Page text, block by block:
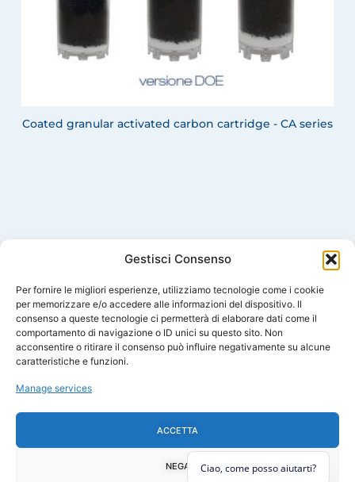
Gestisci Consenso
Per fornire le migliori esperienze, utilizziamo tecnologie come i cookie
per memorizzare e/o accedere alle informazioni del dispositivo. Il
consenso a queste tecnologie ci permetterà di elaborare dati come il
comportamento di navigazione o ID unici su questo sito. Non
acconsentire o ritirare il consenso può influire negativamente su alcune
caratteristiche e funzioni.
Manage services
ACCETTA
NEGA
Coated granular activated carbon cartridge - CA series
Treating water is usefuyl and convenient!
PRODUCTS
a
c
n
s
o
u
i
n